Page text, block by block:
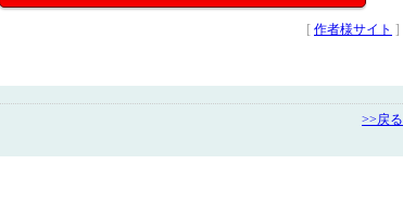
[ 作者様サイト ]
>>戻る